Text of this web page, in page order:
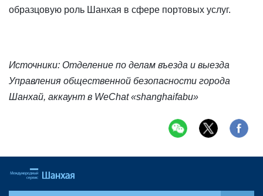
образцовую роль Шанхая в сфере портовых услуг.
Источники: Отделение по делам въезда и выезда
Управления общественной безопасности города
Шанхай, аккаунт в WeChat «shanghaifabu»